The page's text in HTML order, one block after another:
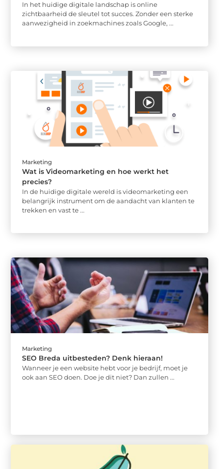
In het huidige digitale landschap is online
zichtbaarheid de sleutel tot succes. Zonder een sterke
aanwezigheid in zoekmachines zoals Google, ...
Marketing
Wat is Videomarketing en hoe werkt het
precies?
In de huidige digitale wereld is videomarketing een
belangrijk instrument om de aandacht van klanten te
trekken en vast te ...
Marketing
SEO Breda uitbesteden? Denk hieraan!
Wanneer je een website hebt voor je bedrijf, moet je
ook aan SEO doen. Doe je dit niet? Dan zullen ...